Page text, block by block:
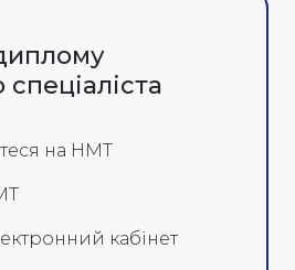
на НМТ
кабінет